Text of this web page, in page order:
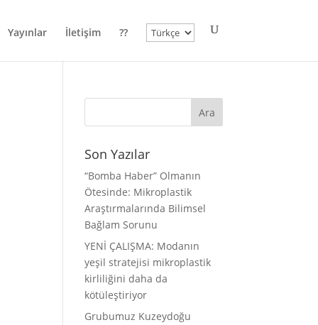
Yayınlar İletişim ?? Dil
Seç
Son Yazılar
“Bomba Haber” Olmanın
Ötesinde: Mikroplastik
Araştırmalarında Bilimsel
Bağlam Sorunu
YENİ ÇALIŞMA: Modanın
yeşil stratejisi mikroplastik
kirliliğini daha da
kötüleştiriyor
Grubumuz Kuzeydoğu